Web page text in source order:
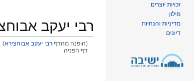
רבי יעקב
(הופנה מהדף רבי יעקב אבוחצירא)
דף הפניה
זכויות יוצרים
מילון
מדיניות והנחיות
דיונים